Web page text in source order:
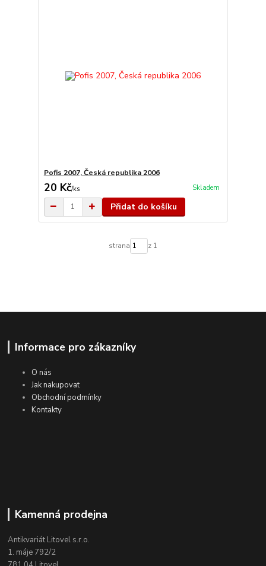
Pofis 2007, Česká republika 2006
20 Kč/ks Skladem
Přidat do košíku
strana z 1
Informace pro zákazníky
O nás
Jak nakupovat
Obchodní podmínky
Kontakty
Kamenná prodejna
Antikvariát Litovel s.r.o.
1. máje 792/2